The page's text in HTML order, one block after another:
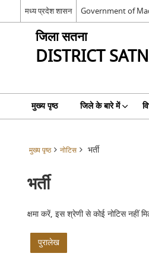
मध्य प्रदेश शासन Government of
जिला सतना
DISTRICT
मुख्य पृष्ठ जिले के बारे में
मुख्य पृष्ठ नोटिस भर्ती
भर्ती
क्षमा करें, इस श्रेणी से कोई नोटिस नहीं
पुरालेख